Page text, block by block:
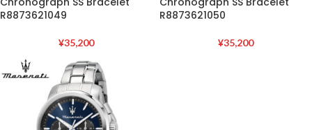
R8873621049
¥35,200
R8873621050
¥35,200